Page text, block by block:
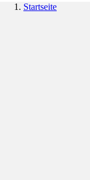
Startseite